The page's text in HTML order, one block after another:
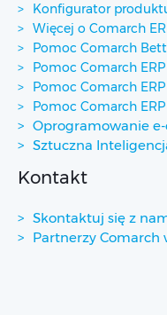
Konfigurator
Więcej o Comarch
Pomoc Comarch
Pomoc Comarch
Pomoc Comarch ERP
Pomoc Comarch
Oprogramowanie
Sztuczna
Kontakt
Skontaktuj się z
Partnerzy Comarch